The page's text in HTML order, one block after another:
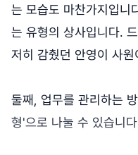
는 모습도 마찬가지입니
는 유형의 상사입니다.
저히 감췄던 안영이 사
둘째, 업무를 관리하는
형'으로 나눌 수 있습니